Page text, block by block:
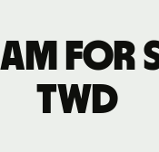
for
TWD